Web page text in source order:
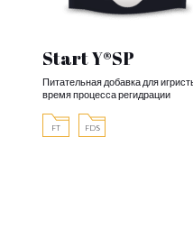
Start Y®SP
Питательная добавка для
время процесса регидрации
FT FDS